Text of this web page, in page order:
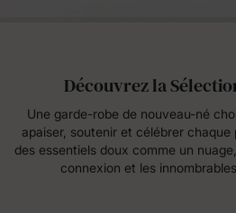
Découvrez la
Une garde-robe de nouveau-né
apaiser, soutenir et célébrer
des essentiels doux comme un
connexion et les